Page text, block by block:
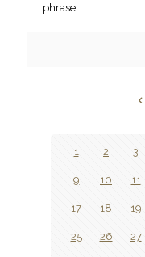
phrase...
1 2 3
9 10 11
17 18 19
25 26 27